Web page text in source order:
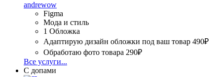
andrewow
Figma
Мода и стиль
1 Обложка
Адаптирую дизайн обложки под ваш товар 490₽
Обработаю фото товара 290₽
Все услуги...
С допами